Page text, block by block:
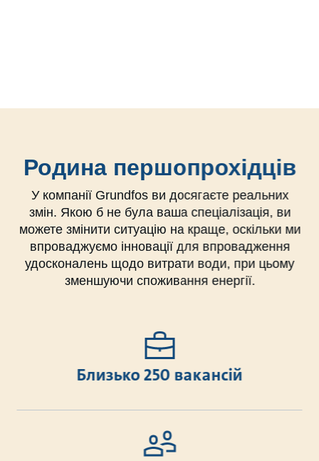
Родина першопрохідців
У компанії Grundfos ви досягаєте реальних
змін. Якою б не була ваша спеціалізація, ви
можете змінити ситуацію на краще, оскільки ми
впроваджуємо інновації для впровадження
удосконалень щодо витрати води, при цьому
зменшуючи споживання енергії.
Близько 250 вакансій